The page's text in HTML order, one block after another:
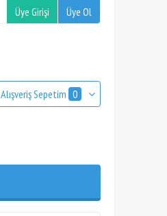
Üye Girişi Üye Ol
Alışveriş Sepetim 0